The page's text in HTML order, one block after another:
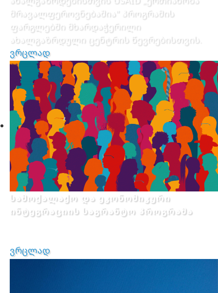
მრავალფეროვნებაშია" პროგრამის
ფარგლებში მხარდაჭერილი
ახალგაზრდული ცენტრის წევრებისთვის.
ვრცლად
სამოქალაქო და ეკონომიკური
ინტეგრაციის საგრანტო პროგრამა
ვრცლად